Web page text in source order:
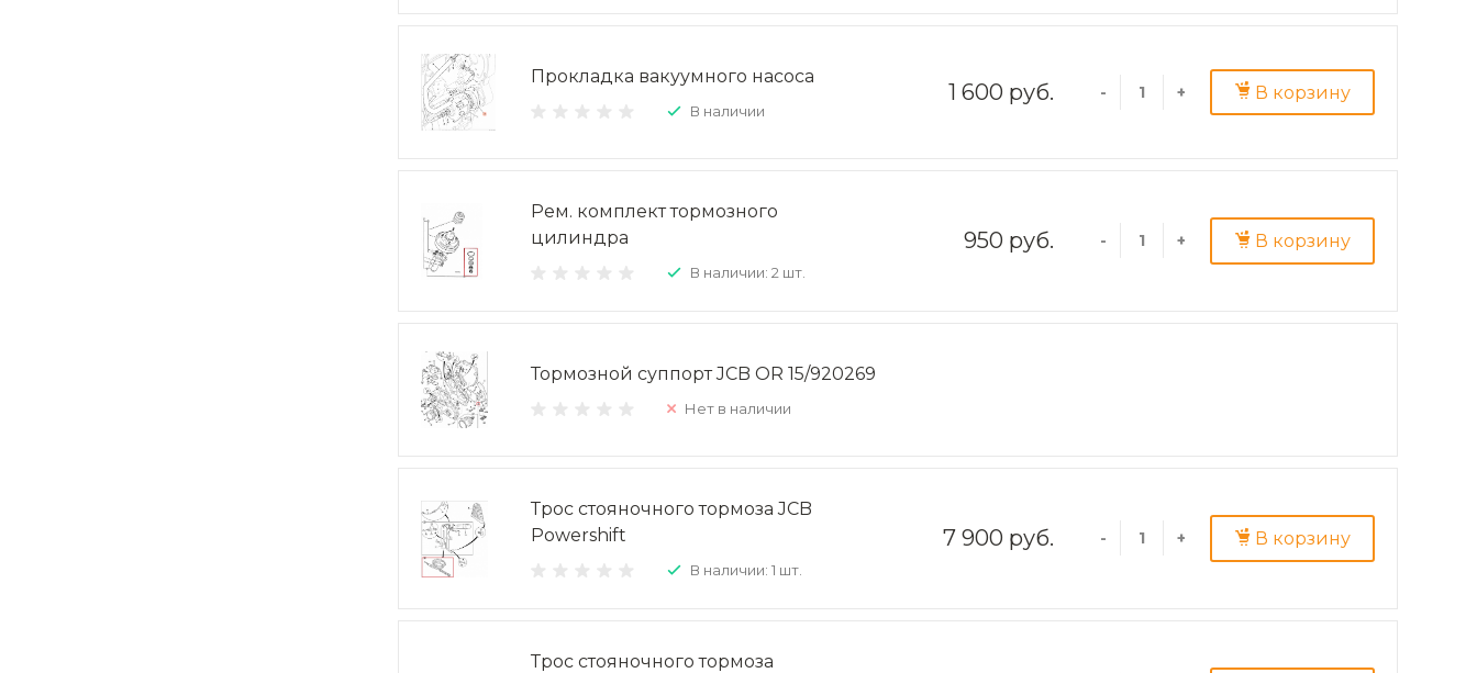
Прокладка вакуумного насоса
В наличии
1 600 руб. - + В корзину
Рем. комплект тормозного
цилиндра
В наличии: 2 шт.
950 руб. - + В корзину
Тормозной суппорт JCB OR 15/920269
Нет в наличии
Трос стояночного тормоза JCB
Powershift
В наличии: 1 шт.
7 900 руб. - + В корзину
Трос стояночного тормоза